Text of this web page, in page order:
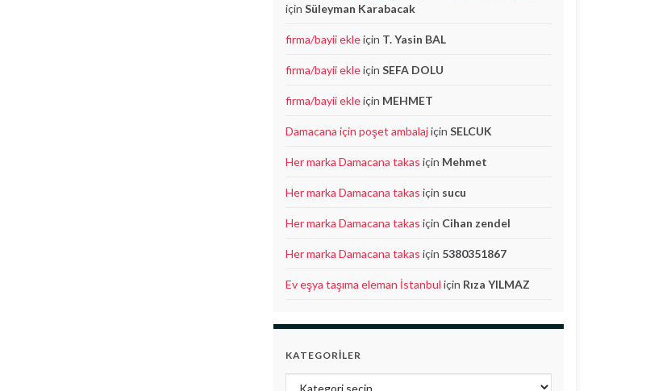
için Süleyman Karabacak
firma/bayii ekleiçin T. Yasin BAL
firma/bayii ekleiçin SEFA DOLU
firma/bayii ekleiçin MEHMET
Damacana için poşet ambalajiçin SELCUK
Her marka Damacana takas için Mehmet
Her marka Damacana takas için sucu
Her marka Damacana takas için Cihan zendel
Her marka Damacana takas için 5380351867
Ev eşya taşıma eleman İstanbul için Rıza YILMAZ
KATEGORILER
Kategoriler